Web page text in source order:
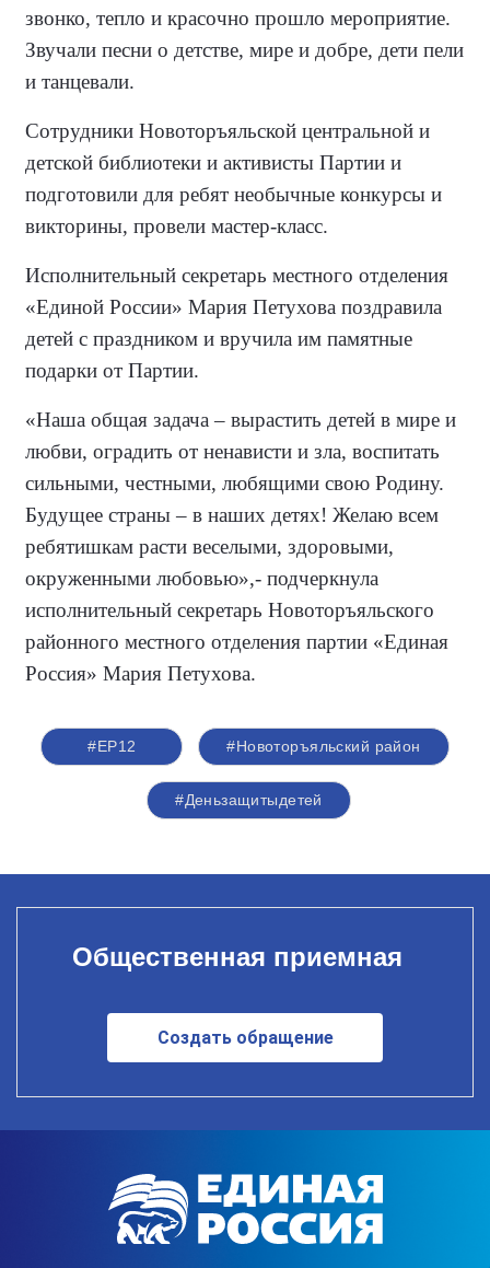
звонко, тепло и красочно прошло мероприятие.
Звучали песни о детстве, мире и добре, дети пели
и танцевали.
Сотрудники Новоторъяльской центральной и
детской библиотеки и активисты Партии и
подготовили для ребят необычные конкурсы и
викторины, провели мастер-класс.
Исполнительный секретарь местного отделения
«Единой России» Мария Петухова поздравила
детей с праздником и вручила им памятные
подарки от Партии.
«Наша общая задача – вырастить детей в мире и
любви, оградить от ненависти и зла, воспитать
сильными, честными, любящими свою Родину.
Будущее страны – в наших детях! Желаю всем
ребятишкам расти веселыми, здоровыми,
окруженными любовью»,- подчеркнула
исполнительный секретарь Новоторъяльского
районного местного отделения партии «Единая
Россия» Мария Петухова.
#ЕР12 #Новоторъяльский район
#Деньзащитыдетей
Общественная приемная
Создать обращение